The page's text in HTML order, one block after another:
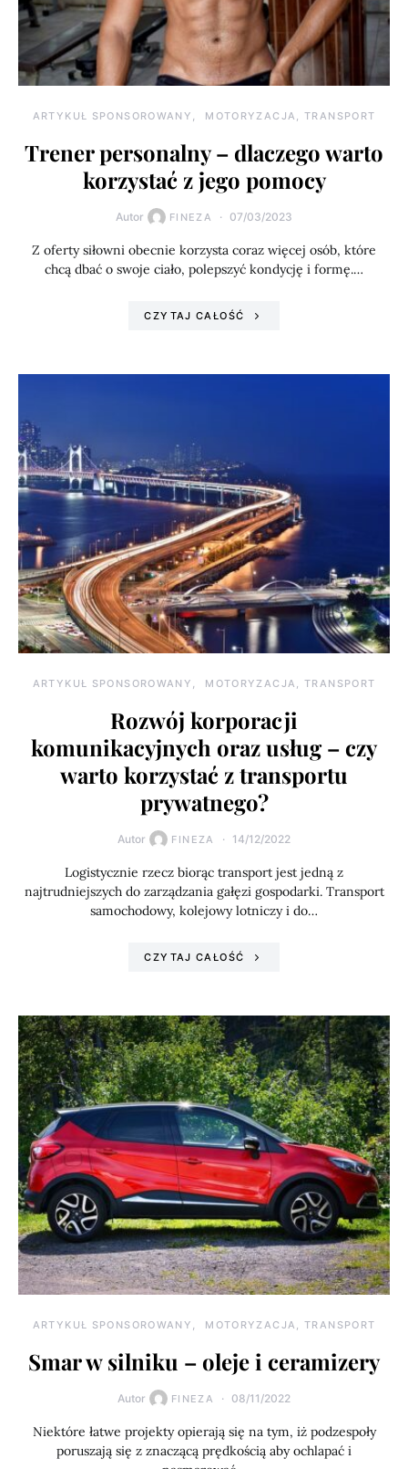
ARTYKUŁ SPONSOROWANY MOTORYZACJA, TRANSPORT
Trener personalny – dlaczego warto
korzystać z jego pomocy
Autor FINEZA 07/03/2023
Z oferty siłowni obecnie korzysta coraz więcej osób, które
chcą dbać o swoje ciało, polepszyć kondycję i formę.…
CZYTAJ CAŁOŚĆ
ARTYKUŁ SPONSOROWANY MOTORYZACJA, TRANSPORT
Rozwój korporacji
komunikacyjnych oraz usług – czy
warto korzystać z transportu
prywatnego?
Autor FINEZA 14/12/2022
Logistycznie rzecz biorąc transport jest jedną z
najtrudniejszych do zarządzania gałęzi gospodarki. Transport
samochodowy, kolejowy lotniczy i do…
CZYTAJ CAŁOŚĆ
ARTYKUŁ SPONSOROWANY MOTORYZACJA, TRANSPORT
Smar w silniku – oleje i ceramizery
Autor FINEZA 08/11/2022
Niektóre łatwe projekty opierają się na tym, iż podzespoły
poruszają się z znaczącą prędkością aby ochlapać i